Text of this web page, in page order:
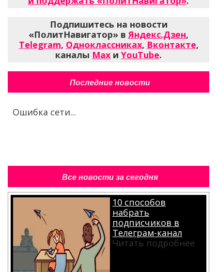
Подпишитесь на новости
«ПолитНавигатор» вЯндекс.Дзен,
Telegram, Одноклассниках, Вконтакте,
каналы Max и YouTube.
Последние новости
Ошибка сети...
Все новости за сегодня
10 способов
набрать
подписчиков в
Телеграм-канал
Читать подробнее